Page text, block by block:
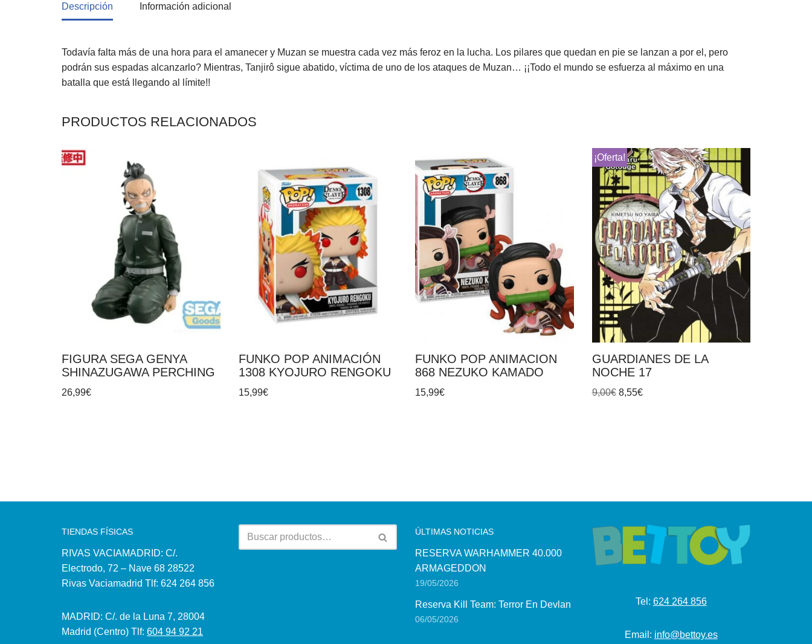
Descripción Información adicional
Todavía falta más de una hora para el amanecer y Muzan se muestra cada vez más feroz en la lucha. Los pilares que quedan en pie se lanzan a por el, pero
podrán sus espadas alcanzarlo? Mientras, Tanjirô sigue abatido, víctima de uno de los ataques de Muzan… ¡¡Todo el mundo se esfuerza al máximo en una
batalla que está llegando al límite!!
PRODUCTOS RELACIONADOS
FIGURA SEGA GENYA
SHINAZUGAWA PERCHING
26,99€
FUNKO POP ANIMACIÓN
1308 KYOJURO RENGOKU
15,99€
FUNKO POP ANIMACION
868 NEZUKO KAMADO
15,99€
¡Oferta!
GUARDIANES DE LA
NOCHE 17
9,00€ 8,55€
TIENDAS FÍSICAS
RIVAS VACIAMADRID: C/.
Electrodo, 72 – Nave 68 28522
Rivas Vaciamadrid Tlf: 624 264 856
MADRID: C/. de la Luna 7, 28004
Madrid (Centro) Tlf: 604 94 92 21
ÚLTIMAS NOTICIAS
RESERVA WARHAMMER 40.000
ARMAGEDDON
19/05/2026
Reserva Kill Team: Terror En Devlan
06/05/2026
Tel: 624 264 856
Email: info@bettoy.es